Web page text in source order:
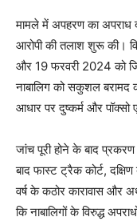
मामले में अपहरण का अपराध
आरोपी की तलाश शुरू की।
और 19 फरवरी 2024 को
नाबालिग को सकुशल बरामद
आधार पर दुष्कर्म और पॉक्सो
जांच पूरी होने के बाद
बाद फास्ट ट्रैक कोर्ट,
वर्ष के कठोर कारावास और
कि नाबालिगों के विरुद्ध